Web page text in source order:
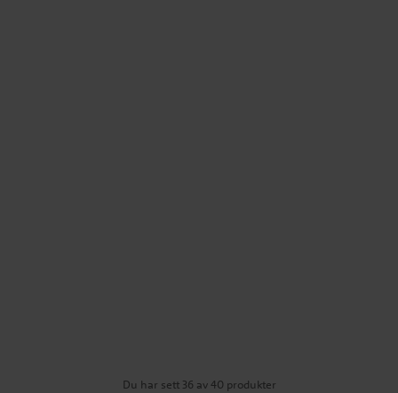
Du har sett 36 av 40 produkter